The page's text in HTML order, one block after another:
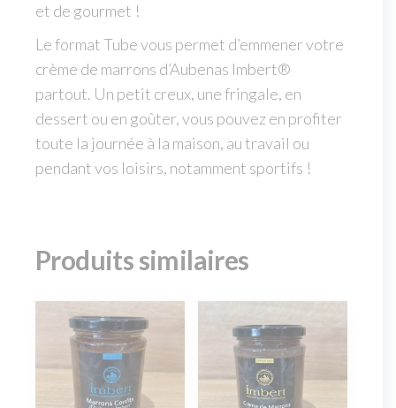
et de gourmet !
Le format Tube vous permet d’emmener votre
crème de marrons d’Aubenas Imbert®
partout. Un petit creux, une fringale, en
dessert ou en goûter, vous pouvez en profiter
toute la journée à la maison, au travail ou
pendant vos loisirs, notamment sportifs !
Produits similaires